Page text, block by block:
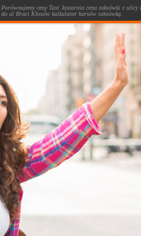
Porównujemy ceny Taxi Jastarnia cena taksówki z ulicy
do ul Braci Kłosów kalkulator kursów taksówką.